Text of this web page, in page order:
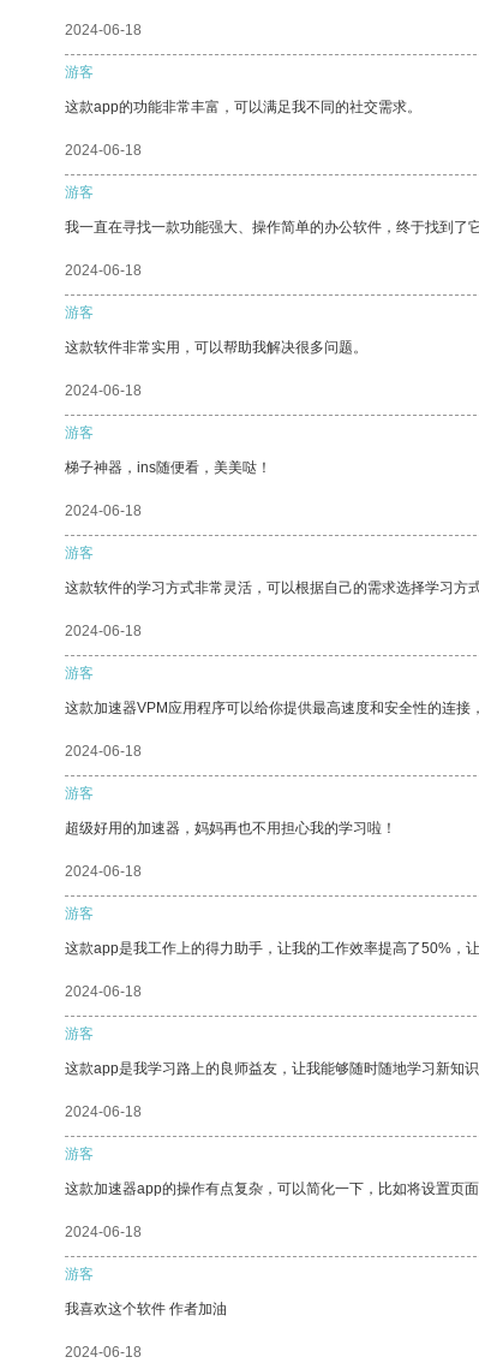
2024-06-18
游客
这款app的功能非常丰富，可以满足我不同的社交需求。
2024-06-18
游客
我一直在寻找一款功能强大、操作简单的办公软件，终于找到了
2024-06-18
游客
这款软件非常实用，可以帮助我解决很多问题。
2024-06-18
游客
梯子神器，ins随便看，美美哒！
2024-06-18
游客
这款软件的学习方式非常灵活，可以根据自己的需求选择学习方式
2024-06-18
游客
这款加速器VPM应用程序可以给你提供最高速度和安全性的连接
2024-06-18
游客
超级好用的加速器，妈妈再也不用担心我的学习啦！
2024-06-18
游客
这款app是我工作上的得力助手，让我的工作效率提高了50%，
2024-06-18
游客
这款app是我学习路上的良师益友，让我能够随时随地学习新知识
2024-06-18
游客
这款加速器app的操作有点复杂，可以简化一下，比如将设置页面
2024-06-18
游客
我喜欢这个软件 作者加油
2024-06-18